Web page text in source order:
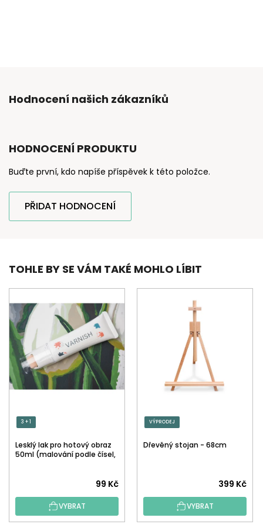
Hodnocení našich zákazníků
HODNOCENÍ PRODUKTU
Buďte první, kdo napíše příspěvek k této položce.
PŘIDAT HODNOCENÍ
TOHLE BY SE VÁM TAKÉ MOHLO LÍBIT
3 + 1
Lesklý lak pro hotový obraz
50ml (malování podle čísel,
hodnocení
produktu
je
99 Kč
VYBRAT
VÝPRODEJ
Dřevěný stojan - 68cm
399 Kč
VYBRAT